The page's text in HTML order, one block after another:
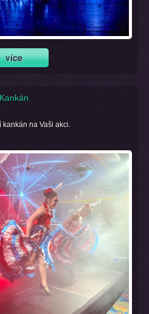
Kankán
kankán na Vaši akci.